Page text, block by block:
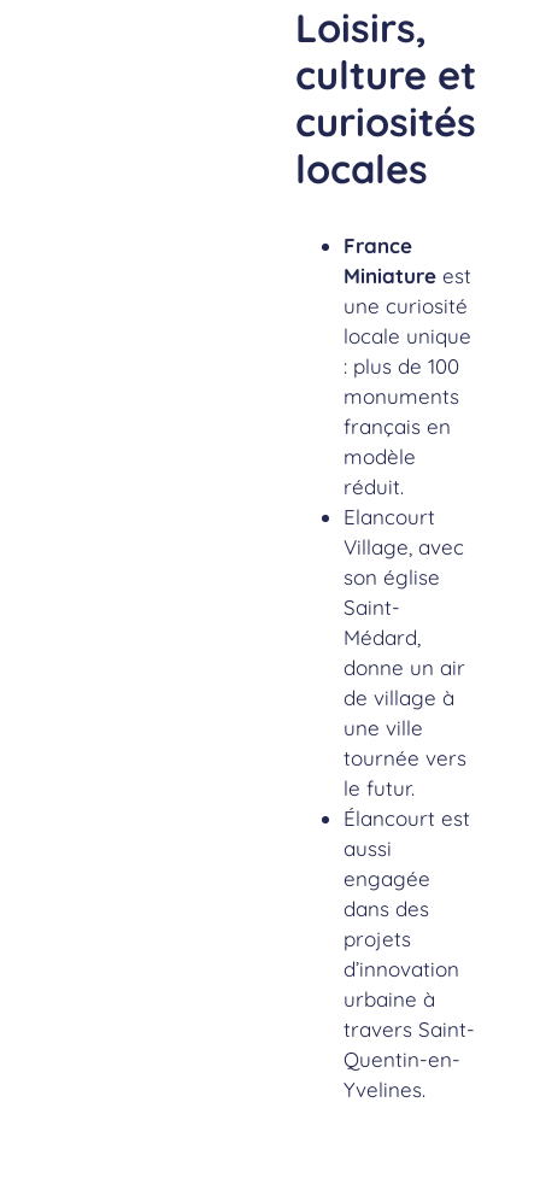
Loisirs,
culture et
curiosités
locales
France
Miniature est
une curiosité
locale unique
: plus de 100
monuments
français en
modèle
réduit.
Elancourt
Village, avec
son église
Saint-
Médard,
donne un air
de village à
une ville
tournée vers
le futur.
Élancourt est
aussi
engagée
dans des
projets
d’innovation
urbaine à
travers Saint-
Quentin-en-
Yvelines.